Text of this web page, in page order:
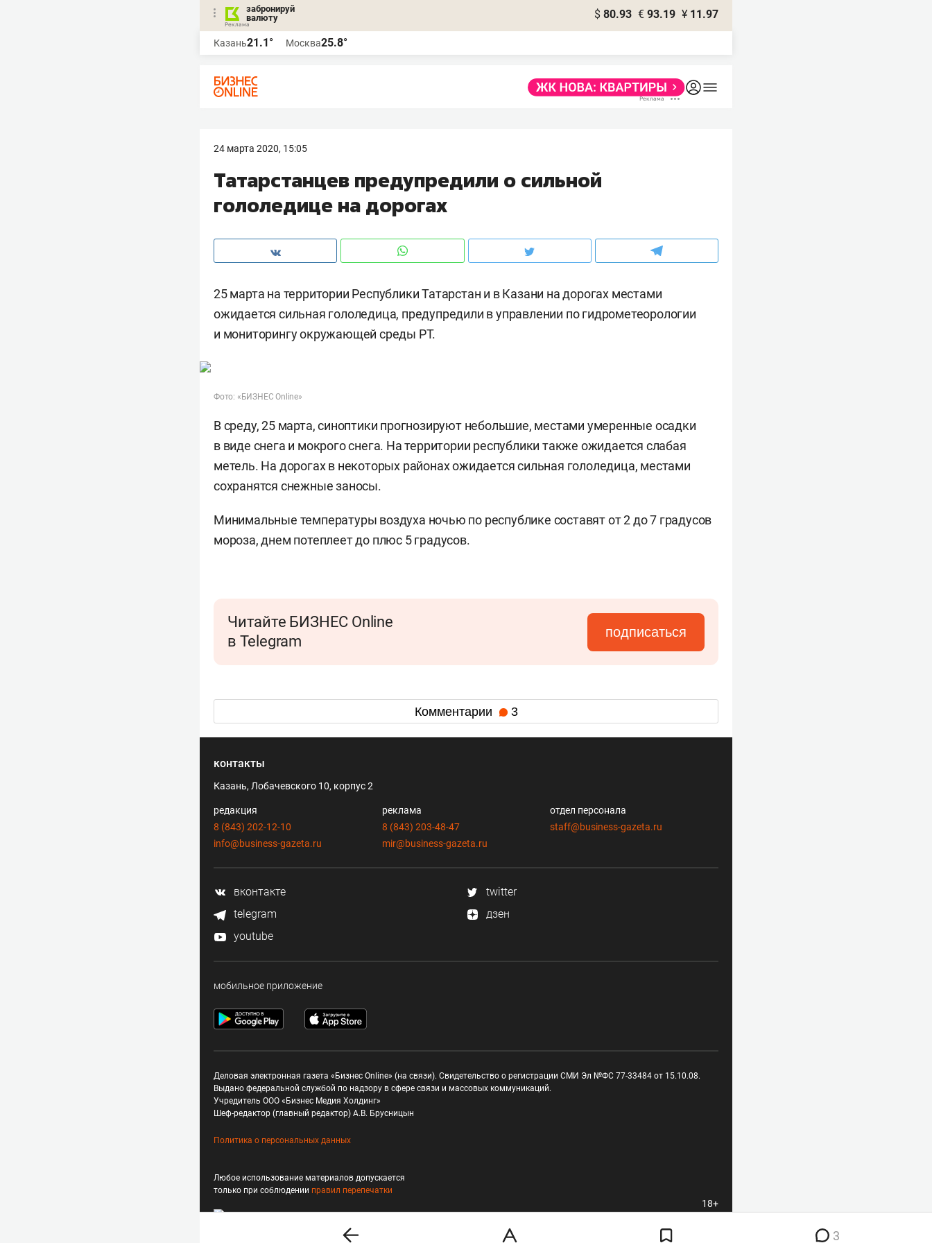
забронируй
валюту
$ 80.93 € 93.19 ¥ 11.97
Казань21.1° Москва25.8°
24 марта 2020, 15:05
Татарстанцев предупредили о сильной
гололедице на дорогах
25 марта на территории Республики Татарстан и в Казани на дорогах местами
ожидается сильная гололедица, предупредили в управлении по гидрометеорологии
и мониторингу окружающей среды РТ.
Фото: «БИЗНЕС Online»
В среду, 25 марта, синоптики прогнозируют небольшие, местами умеренные осадки
в виде снега и мокрого снега. На территории республики также ожидается слабая
метель. На дорогах в некоторых районах ожидается сильная гололедица, местами
сохранятся снежные заносы.
Минимальные температуры воздуха ночью по республике составят от 2 до 7 градусов
мороза, днем потеплеет до плюс 5 градусов.
Читайте БИЗНЕС Online
в Telegram
подписаться
Комментарии 3
3
контакты
Казань, Лобачевского 10, корпус 2
редакция
8 (843) 202-12-10
info@business-gazeta.ru
реклама
8 (843) 203-48-47
mir@business-gazeta.ru
отдел персонала
staff@business-gazeta.ru
вконтакте
twitter
telegram
дзен
youtube
мобильное приложение
Деловая электронная газета «Бизнес Online» (на связи). Свидетельство о регистрации СМИ Эл №ФС 77-33484 от 15.10.08.
Выдано федеральной службой по надзору в сфере связи и массовых коммуникаций.
Учредитель ООО «Бизнес Медия Холдинг»
Шеф-редактор (главный редактор) А.В. Брусницын
Политика о персональных данных
Любое использование материалов допускается
только при соблюдении правил перепечатки
18+